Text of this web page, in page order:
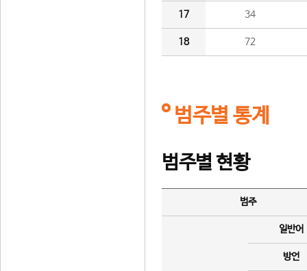
17 34
18 72
범주별 통계
범주별 현황
범주
일반어
방언